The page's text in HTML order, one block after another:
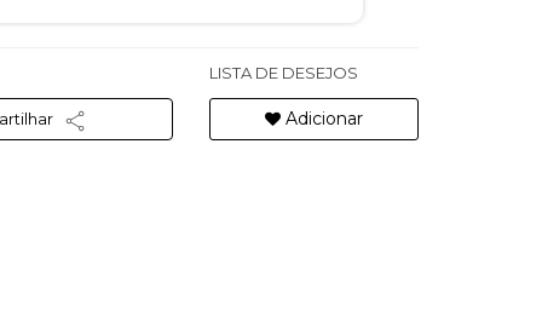
LISTA DE DESEJOS
Adicionar